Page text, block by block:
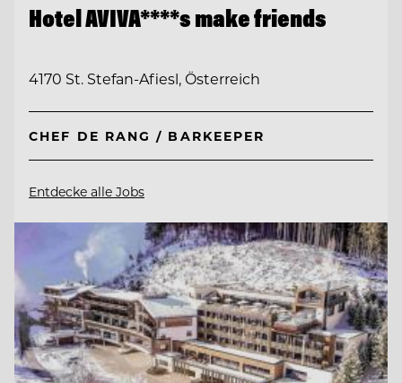
Hotel AVIVA****s make friends
4170 St. Stefan-Afiesl, Österreich
CHEF DE RANG / BARKEEPER
Entdecke alle Jobs